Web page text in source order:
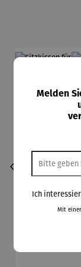
Melden
Ich
Mit